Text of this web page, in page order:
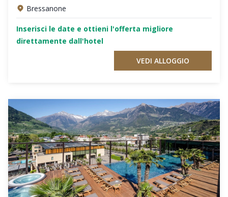
Bressanone
Inserisci le date e ottieni l'offerta migliore
direttamente dall'hotel
VEDI ALLOGGIO